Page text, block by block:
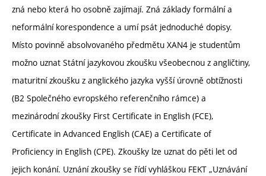
zná nebo která ho osobně zajímají. Zná základy formální a
neformální korespondence a umí psát jednoduché dopisy.
Místo povinně absolvovaného předmětu XAN4 je studentům
možno uznat Státní jazykovou zkoušku všeobecnou z angličtiny,
maturitní zkoušku z anglického jazyka vyšší úrovně obtížnosti
(B2 Společného evropského referenčního rámce) a
mezinárodní zkoušky First Certificate in English (FCE),
Certificate in Advanced English (CAE) a Certificate of
Proficiency in English (CPE). Zkoušky lze uznat do pěti let od
jejich konání. Uznání zkoušky se řídí vyhláškou FEKT „Uznávání